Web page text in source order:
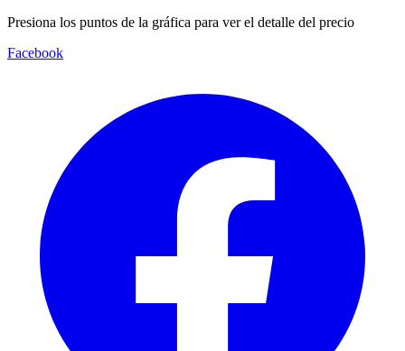
Presiona los puntos de la gráfica para ver el detalle del precio
Facebook